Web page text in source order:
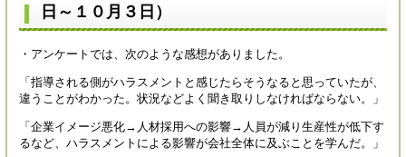
日～１０月３日）
・アンケートでは、次のような感想がありました。
「指導される側がハラスメントと感じたらそうなると思っていたが、
違うことがわかった。状況などよく聞き取りしなければならない。」
「企業イメージ悪化→人材採用への影響→人員が減り生産性が低下す
るなど、ハラスメントによる影響が会社全体に及ぶことを学んだ。」